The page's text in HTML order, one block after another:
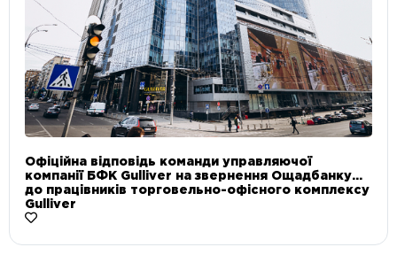
Офіційна відповідь команди управляючої
компанії БФК Gulliver на звернення Ощадбанку
до працівників торговельно-офісного комплексу
Gulliver